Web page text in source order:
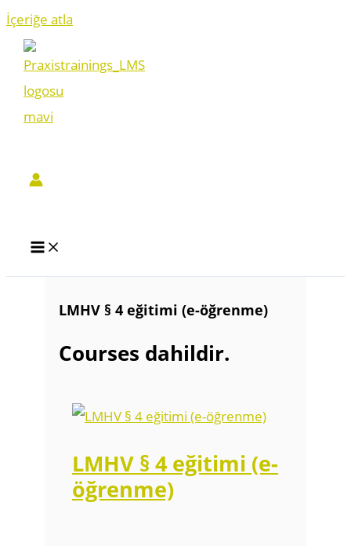
İçeriğe atla
LMHV § 4 eğitimi (e-öğrenme)
Courses dahildir.
LMHV § 4 eğitimi (e-
öğrenme)